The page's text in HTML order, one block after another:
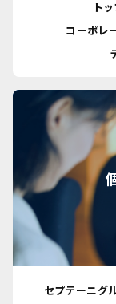
ト
コーポレ
セプテーニグ